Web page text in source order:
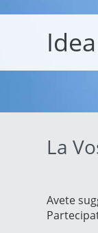
Idea
La
Avete